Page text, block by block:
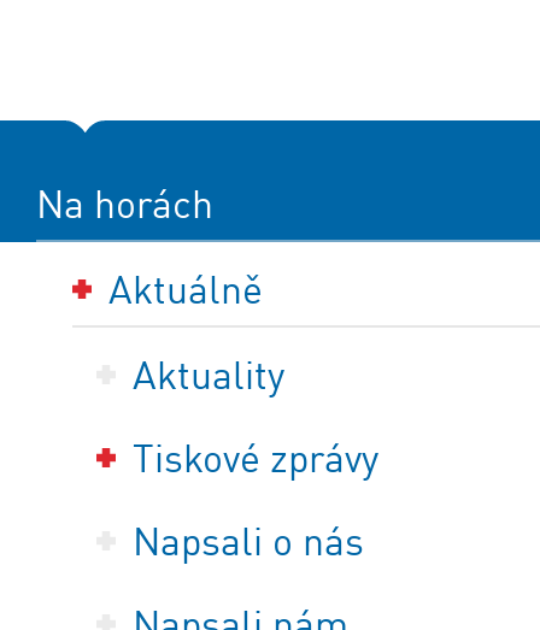
Na horách
Aktuálně
Aktuality
Tiskové zprávy
Napsali o nás